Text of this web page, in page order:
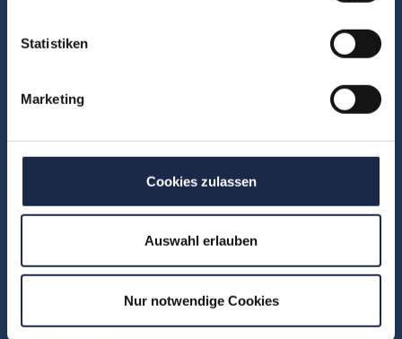
Statistiken
Marketing
Cookies zulassen
Auswahl erlauben
Nur notwendige Cookies
FAQ
Teilnehmerstimmen
Fachbereiche